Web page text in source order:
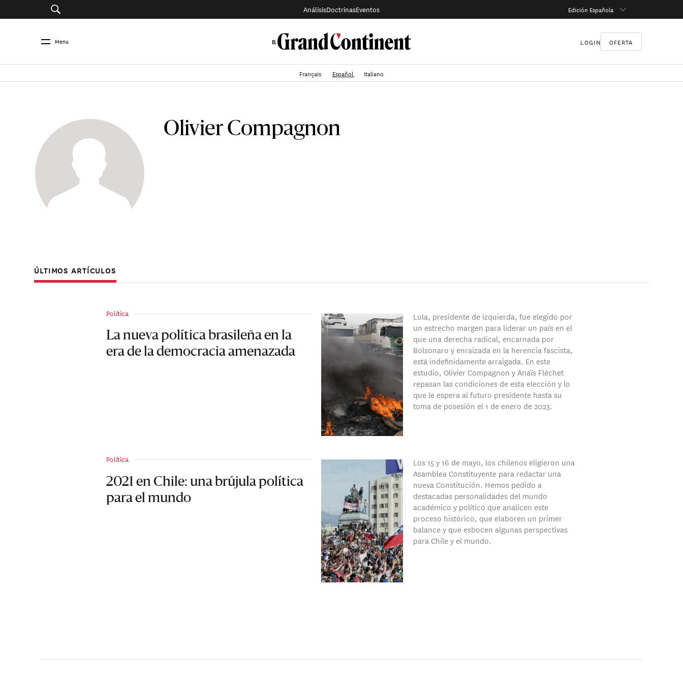
AnálisisDoctrinasEventos Edición Española
Menu LOGIN OFERTA
Français Español Italiano
Olivier Compagnon
ÚLTIMOS ARTÍCULOS
Política
La nueva política brasileña en la
era de la democracia amenazada
Lula, presidente de izquierda, fue elegido por
un estrecho margen para liderar un país en el
que una derecha radical, encarnada por
Bolsonaro y enraizada en la herencia fascista,
está indefinidamente arraigada. En este
estudio, Olivier Compagnon y Anaïs Fléchet
repasan las condiciones de esta elección y lo
que le espera al futuro presidente hasta su
toma de posesión el 1 de enero de 2023.
Política
2021 en Chile: una brújula política
para el mundo
Los 15 y 16 de mayo, los chilenos eligieron una
Asamblea Constituyente para redactar una
nueva Constitución. Hemos pedido a
destacadas personalidades del mundo
académico y político que analicen este
proceso histórico, que elaboren un primer
balance y que esbocen algunas perspectivas
para Chile y el mundo.